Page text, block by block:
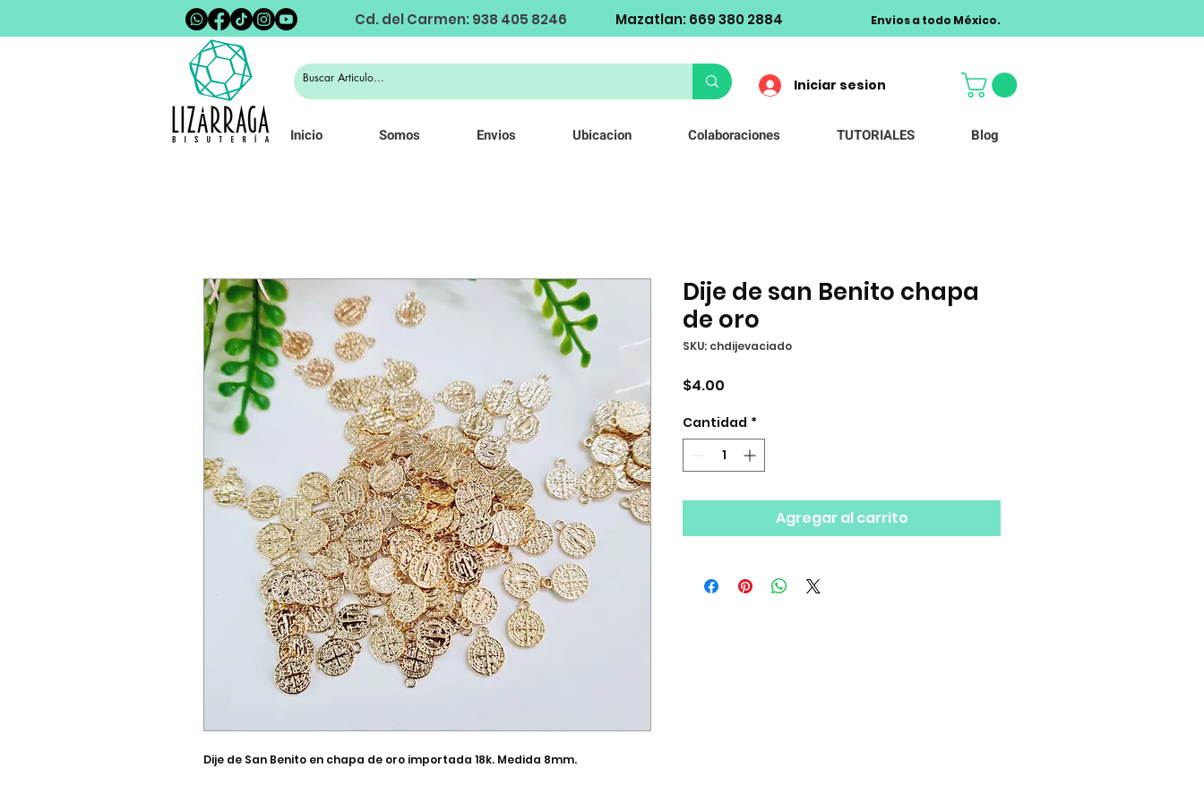
Cd. del Carmen: 938 405 8246 Mazatlan: 669 380 2884 Envios a todo México.
Iniciar sesion
Inicio Somos Envios Ubicacion Colaboraciones TUTORIALES Blog
Dije de San Benito en chapa de oro importada 18k. Medida 8mm.
Dije de san Benito chapa
de oro
SKU: chdijevaciado
$4.00
Cantidad *
Agregar al carrito